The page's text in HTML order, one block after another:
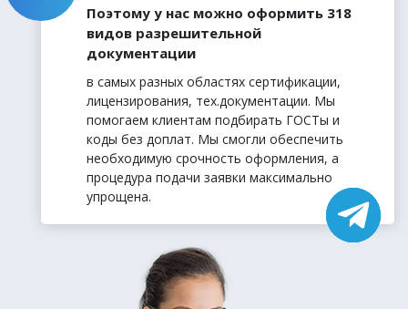
Поэтому у нас можно оформить 318
видов разрешительной
документации
в самых разных областях сертификации,
лицензирования, тех.документации. Мы
помогаем клиентам подбирать ГОСТы и
коды без доплат. Мы смогли обеспечить
необходимую срочность оформления, а
процедура подачи заявки максимально
упрощена.